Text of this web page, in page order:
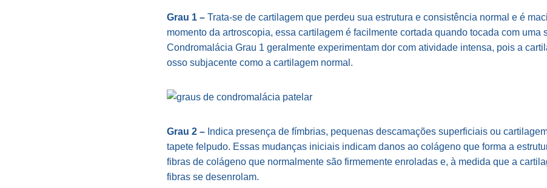
Grau 1 – Trata-se de cartilagem que perdeu sua estrutura e consistência normal e é
momento da artroscopia, essa cartilagem é facilmente cortada quando tocada com uma
Condromalácia Grau 1 geralmente experimentam dor com atividade intensa, pois a
osso subjacente como a cartilagem normal.
Grau 2 – Indica presença de fímbrias, pequenas descamações superficiais ou
tapete felpudo. Essas mudanças iniciais indicam danos ao colágeno que forma a
fibras de colágeno que normalmente são firmemente enroladas e, à medida que a
fibras se desenrolam.